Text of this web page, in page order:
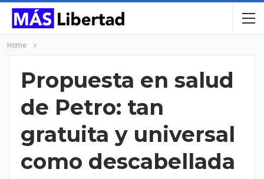
Home
Propuesta en salud
de Petro: tan
gratuita y universal
como descabellada